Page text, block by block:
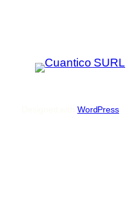
WordPress